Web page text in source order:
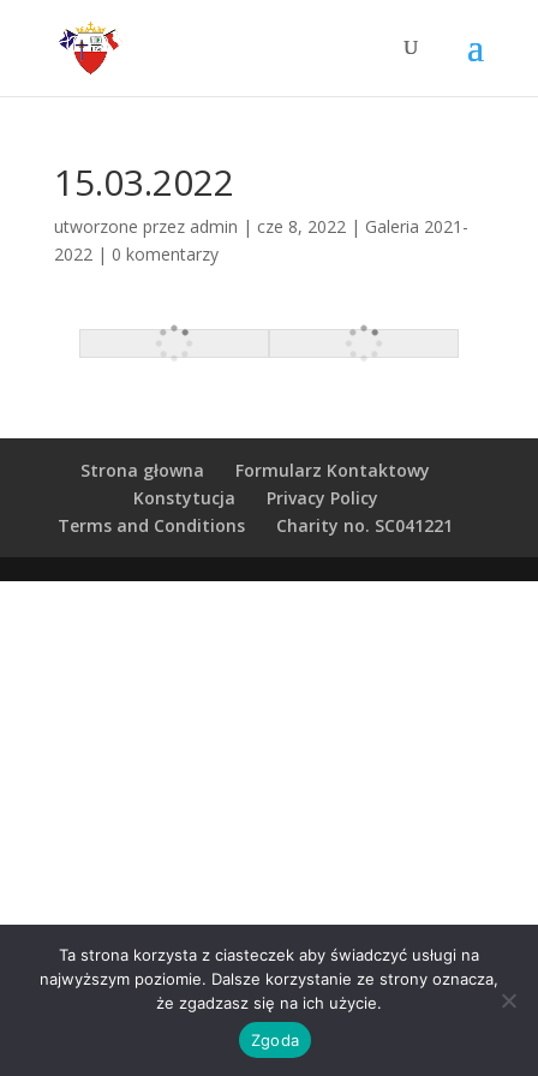
15.03.2022
utworzone przez admin | cze 8, 2022| Galeria 2021-
2022| 0 komentarzy
Strona głowna
Formularz Kontaktowy
Konstytucja
Privacy Policy
Terms and Conditions
Charity no. SC041221
Ta strona korzysta z ciasteczek aby świadczyć usługi na
najwyższym poziomie. Dalsze korzystanie ze strony oznacza,
że zgadzasz się na ich użycie.
Zgoda